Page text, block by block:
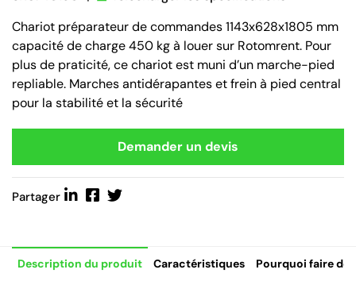
Chariot préparateur de commandes 1143x628x1805 mm
capacité de charge 450 kg à louer sur Rotomrent. Pour
plus de praticité, ce chariot est muni d’un marche-pied
repliable. Marches antidérapantes et frein à pied central
pour la stabilité et la sécurité
Demander un devis
Partager
Description du produit Caractéristiques Pourquoi faire de